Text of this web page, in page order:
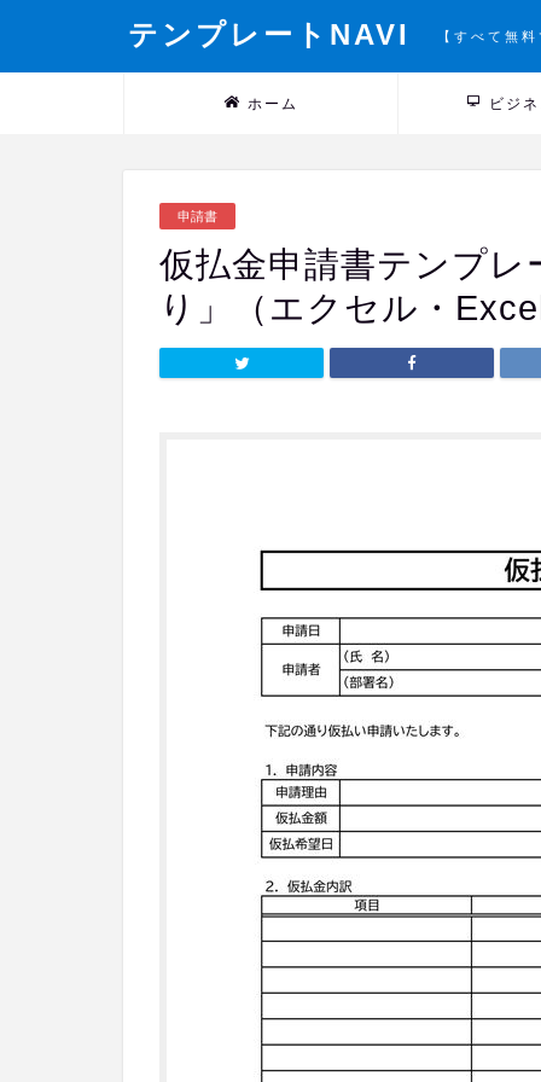
テンプレートNAVI 【すべて無
ホーム ビジ
申請書
仮払金申請書テンプ
り」（エクセル・